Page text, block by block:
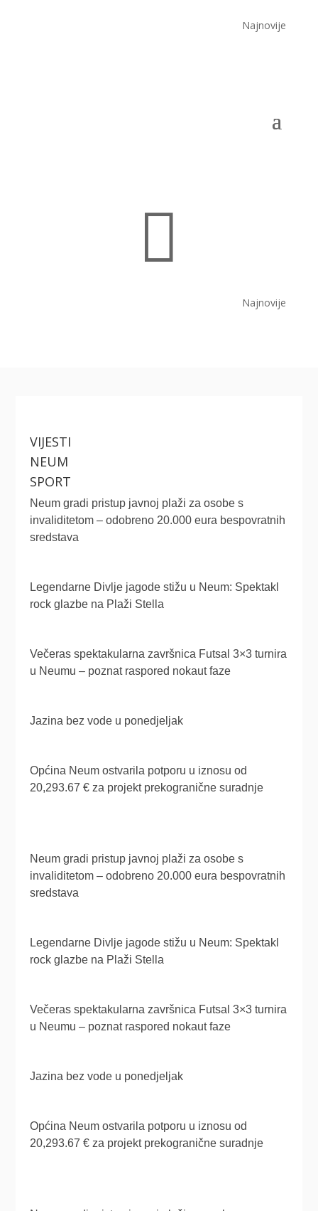
Najnovije

Najnovije
VIJESTI
NEUM
SPORT
Neum gradi pristup javnoj plaži za osobe s
invaliditetom – odobreno 20.000 eura bespovratnih
sredstava
Legendarne Divlje jagode stižu u Neum: Spektakl
rock glazbe na Plaži Stella
Večeras spektakularna završnica Futsal 3×3 turnira
u Neumu – poznat raspored nokaut faze
Jazina bez vode u ponedjeljak
Općina Neum ostvarila potporu u iznosu od
20,293.67 € za projekt prekogranične suradnje
Neum gradi pristup javnoj plaži za osobe s
invaliditetom – odobreno 20.000 eura bespovratnih
sredstava
Legendarne Divlje jagode stižu u Neum: Spektakl
rock glazbe na Plaži Stella
Večeras spektakularna završnica Futsal 3×3 turnira
u Neumu – poznat raspored nokaut faze
Jazina bez vode u ponedjeljak
Općina Neum ostvarila potporu u iznosu od
20,293.67 € za projekt prekogranične suradnje